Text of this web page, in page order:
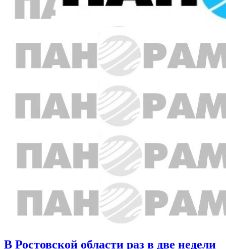
В Ростовской области раз в две недели